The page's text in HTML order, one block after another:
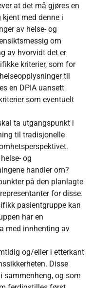
at det må gjøres en
kjent med denne i
av helse- og
om
av hvorvidt det er
kriterier, som for
til
en DPIA uansett
som eventuelt
ta utgangspunkt i
til tradisjonelle
og
handler om?
på den planlagte
for disse.
pasientgruppe kan
har en
med innhenting av
og/eller i etterkant
Disse
sammenheng, og som